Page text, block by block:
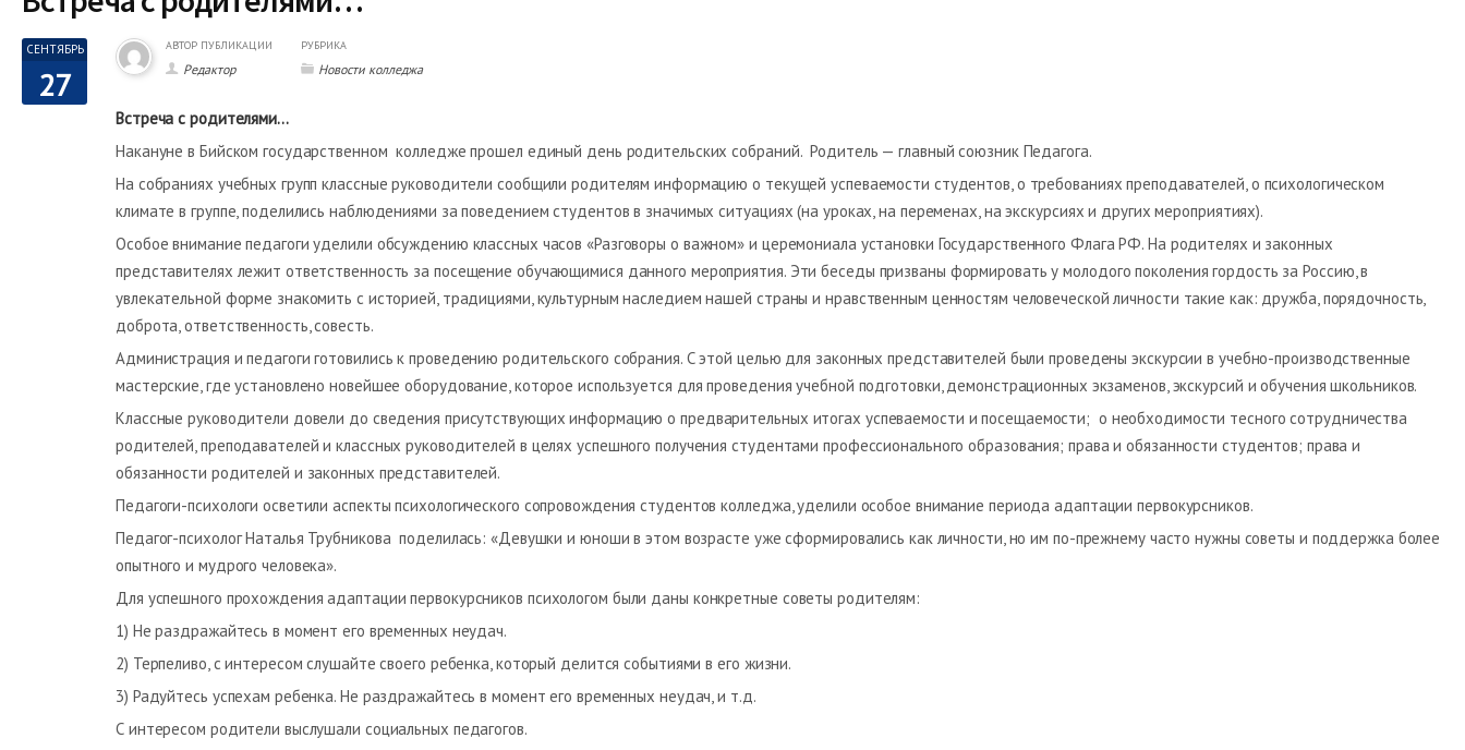
СЕНТЯБРЬ
27
АВТОР ПУБЛИКАЦИИ
Редактор
РУБРИКА
Новости колледжа
Встреча с родителями…
Накануне в Бийском государственном колледже прошел единый день родительских собраний. Родитель — главный союзник Педагога.
На собраниях учебных групп классные руководители сообщили родителям информацию о текущей успеваемости студентов, о требованиях преподавателей, о психологическом
климате в группе, поделились наблюдениями за поведением студентов в значимых ситуациях (на уроках, на переменах, на экскурсиях и других мероприятиях).
Особое внимание педагоги уделили обсуждению классных часов «Разговоры о важном» и церемониала установки Государственного Флага РФ. На родителях и законных
представителях лежит ответственность за посещение обучающимися данного мероприятия. Эти беседы призваны формировать у молодого поколения гордость за Россию, в
увлекательной форме знакомить с историей, традициями, культурным наследием нашей страны и нравственным ценностям человеческой личности такие как: дружба, порядочность,
доброта, ответственность, совесть.
Администрация и педагоги готовились к проведению родительского собрания. С этой целью для законных представителей были проведены экскурсии в учебно-производственные
мастерские, где установлено новейшее оборудование, которое используется для проведения учебной подготовки, демонстрационных экзаменов, экскурсий и обучения школьников.
Классные руководители довели до сведения присутствующих информацию о предварительных итогах успеваемости и посещаемости; о необходимости тесного сотрудничества
родителей, преподавателей и классных руководителей в целях успешного получения студентами профессионального образования; права и обязанности студентов; права и
обязанности родителей и законных представителей.
Педагоги-психологи осветили аспекты психологического сопровождения студентов колледжа, уделили особое внимание периода адаптации первокурсников.
Педагог-психолог Наталья Трубникова поделилась: «Девушки и юноши в этом возрасте уже сформировались как личности, но им по-прежнему часто нужны советы и поддержка более
опытного и мудрого человека».
Для успешного прохождения адаптации первокурсников психологом были даны конкретные советы родителям:
1) Не раздражайтесь в момент его временных неудач.
2) Терпеливо, с интересом слушайте своего ребенка, который делится событиями в его жизни.
3) Радуйтесь успехам ребенка. Не раздражайтесь в момент его временных неудач, и т.д.
С интересом родители выслушали социальных педагогов.